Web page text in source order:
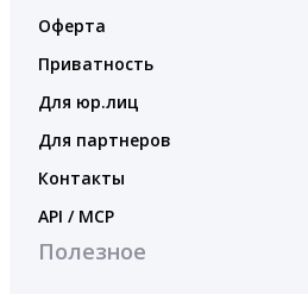
Оферта
Приватность
Для юр.лиц
Для партнеров
Контакты
API / MCP
Полезное